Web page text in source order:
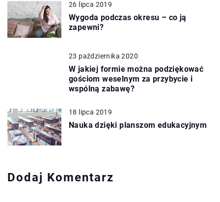
26 lipca 2019
Wygoda podczas okresu – co ją
zapewni?
23 października 2020
W jakiej formie można podziękować
gościom weselnym za przybycie i
wspólną zabawę?
18 lipca 2019
Nauka dzięki planszom edukacyjnym
Dodaj Komentarz